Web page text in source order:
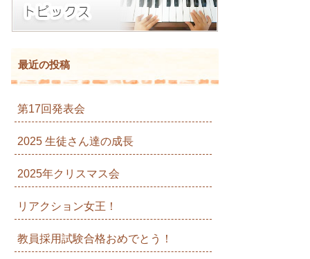
最近の投稿
第17回発表会
2025 生徒さん達の成長
2025年クリスマス会
リアクション女王！
教員採用試験合格おめでとう！